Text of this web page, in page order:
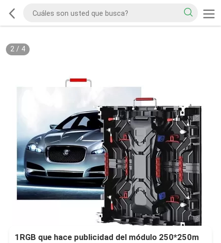
2/ 4
1RGB que hace publicidad del módulo 250*250m